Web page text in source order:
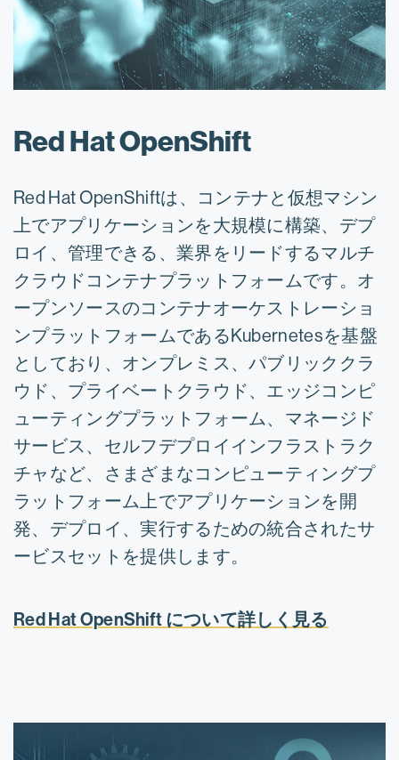
Red Hat OpenShift
Red Hat OpenShiftは、コンテナと仮想マシン
上でアプリケーションを大規模に構築、デプ
ロイ、管理できる、業界をリードするマルチ
クラウドコンテナプラットフォームです。オ
ープンソースのコンテナオーケストレーショ
ンプラットフォームであるKubernetesを基盤
としており、オンプレミス、パブリッククラ
ウド、プライベートクラウド、エッジコンピ
ューティングプラットフォーム、マネージド
サービス、セルフデプロイインフラストラク
チャなど、さまざまなコンピューティングプ
ラットフォーム上でアプリケーションを開
発、デプロイ、実行するための統合されたサ
ービスセットを提供します。
Red Hat OpenShift について詳しく見る